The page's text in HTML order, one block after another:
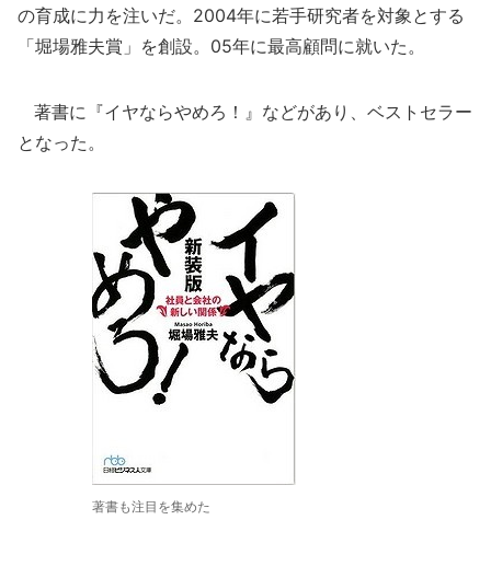
の育成に力を注いだ。2004年に若手研究者を対象とする
「堀場雅夫賞」を創設。05年に最高顧問に就いた。
著書に『イヤならやめろ！』などがあり、ベストセラー
となった。
著書も注目を集めた